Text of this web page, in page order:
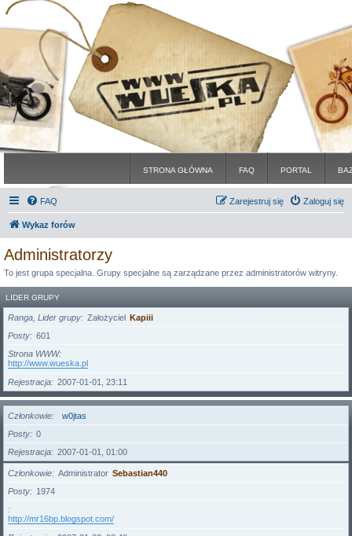
STRONA GŁÓWNA FAQ PORTAL
FAQ Zaloguj się
Zarejestruj się
Wykaz forów
Administratorzy
To jest grupa specjalna. Grupy specjalne są zarządzane przez administratorów witryny.
LIDER GRUPY
Ranga, Lider grupy Założyciel Kapiii
Posty
601
Strona WWW
http://www.wueska.pl
Rejestracja
2007-01-01, 23:11
Członkowie
w0jtas
Posty
0
Rejestracja
2007-01-01, 01:00
Członkowie Administrator Sebastian440
Posty
1974
http://mr16bp.blogspot.com/